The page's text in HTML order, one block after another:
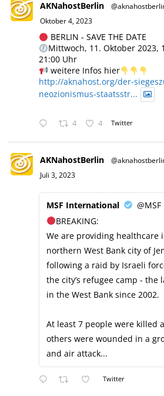
AKNahostBerlin
Oktober 4, 2023
BERLIN - SAVE THE DATE
Mittwoch, 11. Oktober 2023,
21:00 Uhr
weitere Infos hier
http://aknahost.org/der-
neozionismus-staatsstr...
4 4 Twitter
AKNahostBerlin
Juli 3, 2023
MSF International
@MSF
BREAKING:
We are providing healthcare
northern West Bank city of
following a raid by Israeli
the city’s refugee camp - the
in the West Bank since 2002.
At least 7 people were killed
others were wounded in a
and air attack...
Twitter